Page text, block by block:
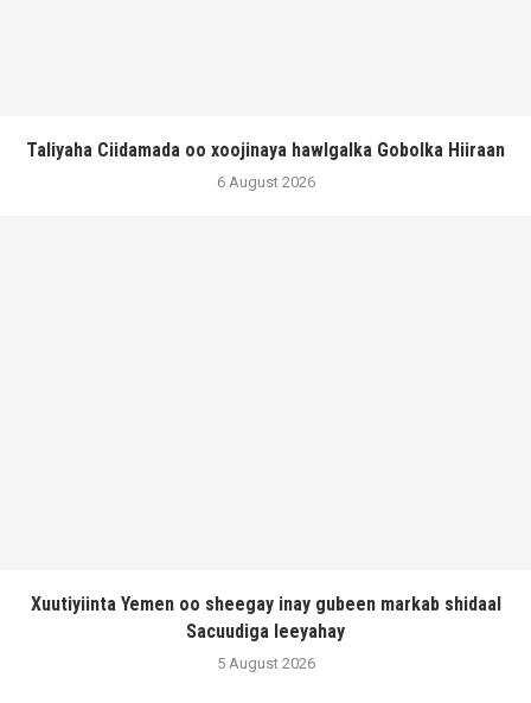
Taliyaha Ciidamada oo xoojinaya hawlgalka Gobolka Hiiraan
6 August 2026
Xuutiyiinta Yemen oo sheegay inay gubeen markab shidaal
Sacuudiga leeyahay
5 August 2026